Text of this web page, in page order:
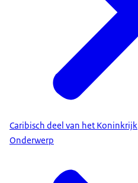
Caribisch deel van het Koninkrijk
Onderwerp